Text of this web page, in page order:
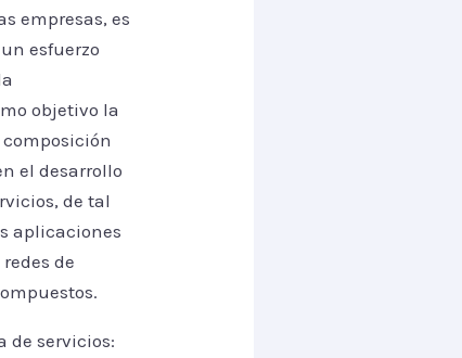
empresas, es
esfuerzo
objetivo la
el desarrollo
de tal
aplicaciones
de
de servicios: